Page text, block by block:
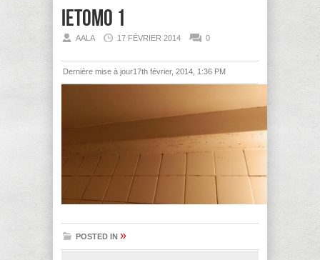
Ietomo 1
AALA 17 FÉVRIER 2014 0
Dernière mise à jour17th février, 2014, 1:36 PM
POSTED IN »